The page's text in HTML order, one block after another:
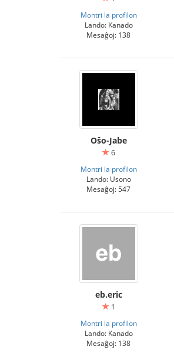
Montri la profilon
Lando: Kanado
Mesaĝoj: 138
Oŝo-Jabe
6
Montri la profilon
Lando: Usono
Mesaĝoj: 547
eb.eric
1
Montri la profilon
Lando: Kanado
Mesaĝoj: 138